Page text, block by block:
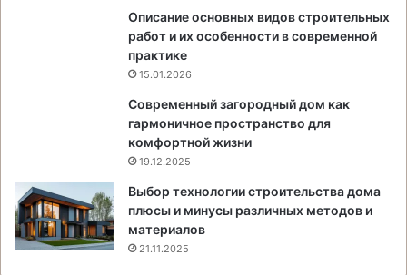
Описание основных видов строительных
работ и их особенности в современной
практике
15.01.2026
Современный загородный дом как
гармоничное пространство для
комфортной жизни
19.12.2025
Выбор технологии строительства дома
плюсы и минусы различных методов и
материалов
21.11.2025